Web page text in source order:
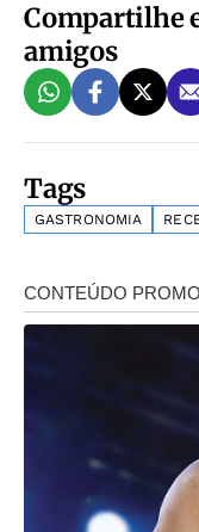
Compartilhe
amigos
Tags
GASTRONOMIA